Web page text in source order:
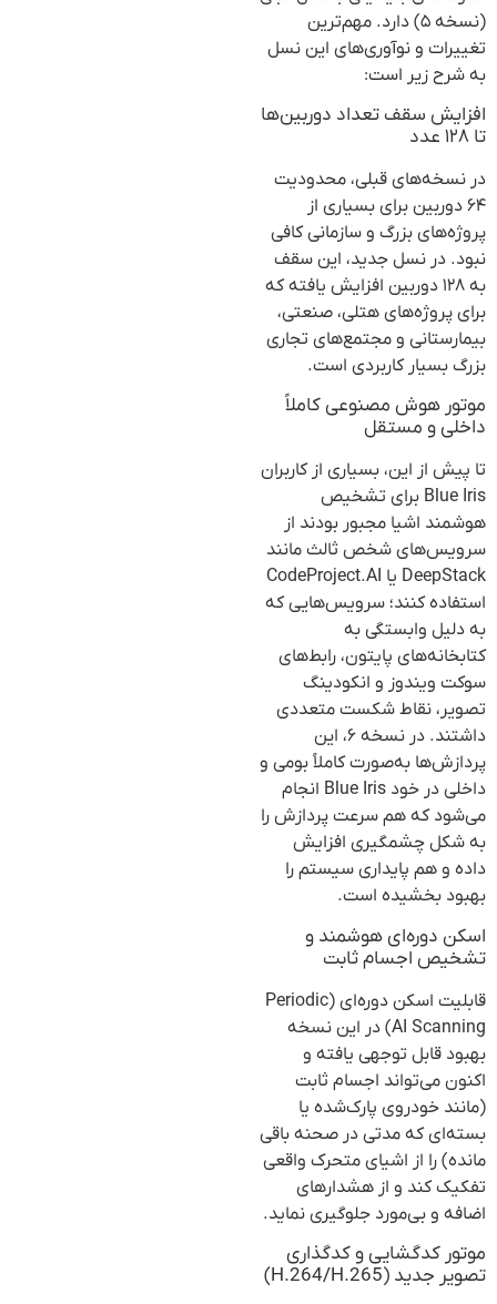
(نسخه ۵) دارد. مهم‌ترین
تغییرات و نوآوری‌های این نسل
به شرح زیر است:
افزایش سقف تعداد دوربین‌ها
تا ۱۲۸ عدد
در نسخه‌های قبلی، محدودیت
۶۴ دوربین برای بسیاری از
پروژه‌های بزرگ و سازمانی کافی
نبود. در نسل جدید، این سقف
به ۱۲۸ دوربین افزایش یافته که
برای پروژه‌های هتلی، صنعتی،
بیمارستانی و مجتمع‌های تجاری
بزرگ بسیار کاربردی است.
موتور هوش مصنوعی کاملاً
داخلی و مستقل
تا پیش از این، بسیاری از کاربران
Blue Iris برای تشخیص
هوشمند اشیا مجبور بودند از
سرویس‌های شخص ثالث مانند
DeepStack یا CodeProject.AI
استفاده کنند؛ سرویس‌هایی که
به دلیل وابستگی به
کتابخانه‌های پایتون، رابط‌های
سوکت ویندوز و انکودینگ
تصویر، نقاط شکست متعددی
داشتند. در نسخه ۶، این
پردازش‌ها به‌صورت کاملاً بومی و
داخلی در خود Blue Iris انجام
می‌شود که هم سرعت پردازش را
به شکل چشمگیری افزایش
داده و هم پایداری سیستم را
بهبود بخشیده است.
اسکن دوره‌ای هوشمند و
تشخیص اجسام ثابت
قابلیت اسکن دوره‌ای (Periodic
AI Scanning) در این نسخه
بهبود قابل توجهی یافته و
اکنون می‌تواند اجسام ثابت
(مانند خودروی پارک‌شده یا
بسته‌ای که مدتی در صحنه باقی
مانده) را از اشیای متحرک واقعی
تفکیک کند و از هشدارهای
اضافه و بی‌مورد جلوگیری نماید.
موتور کدگشایی و کدگذاری
تصویر جدید (H.264/H.265)